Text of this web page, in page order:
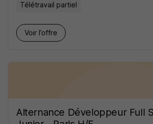
Télétravail partiel
Voir l’offre
Alternance Développeur Full